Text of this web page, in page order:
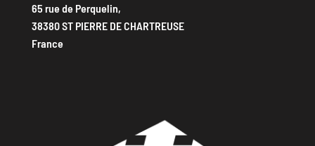
65 rue de Perquelin,
38380 ST PIERRE DE CHARTREUSE
France